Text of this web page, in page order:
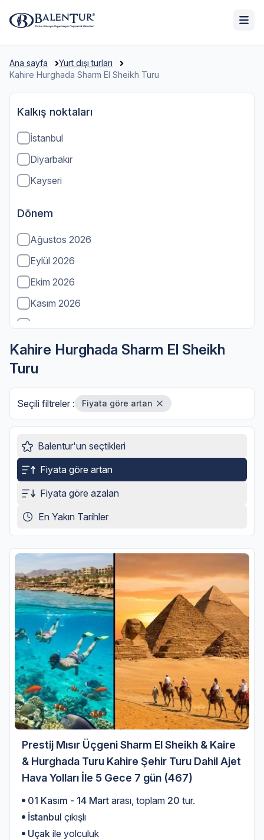
Ana sayfa
Yurt dışı turları
Kahire Hurghada Sharm El Sheikh Turu
Kalkış noktaları
İstanbul
Diyarbakır
Kayseri
Dönem
Ağustos 2026
Eylül 2026
Ekim 2026
Kasım 2026
Ocak 2027
Şubat 2027
Mart 2027
Nisan 2027
Mayıs 2027
Haziran 2027
Temmuz 2027
Kahire Hurghada Sharm El Sheikh
Turu
Seçili filtreler : Fiyata göre artan
Balentur'un seçtikleri
Fiyata göre artan
Fiyata göre azalan
En Yakın Tarihler
Prestij Mısır Üçgeni Sharm El Sheikh & Kaire
& Hurghada Turu Kahire Şehir Turu Dahil Ajet
Hava Yolları İle 5 Gece 7 gün (467)
01 Kasım - 14 Mart arası, toplam 20 tur.
İstanbul çıkışlı
Uçak ile yolculuk